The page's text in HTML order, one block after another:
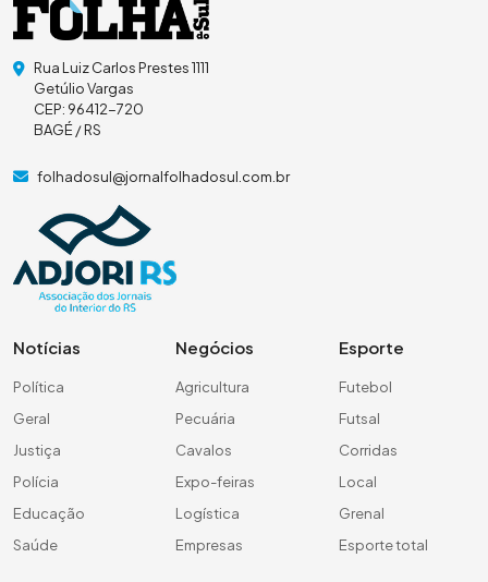
Rua Luiz Carlos Prestes 1111
Getúlio Vargas
CEP: 96412-720
BAGÉ / RS
folhadosul@jornalfolhadosul.com.br
Notícias
Política
Geral
Justiça
Polícia
Educação
Saúde
Negócios
Agricultura
Pecuária
Cavalos
Expo-feiras
Logística
Empresas
Esporte
Futebol
Futsal
Corridas
Local
Grenal
Esporte total